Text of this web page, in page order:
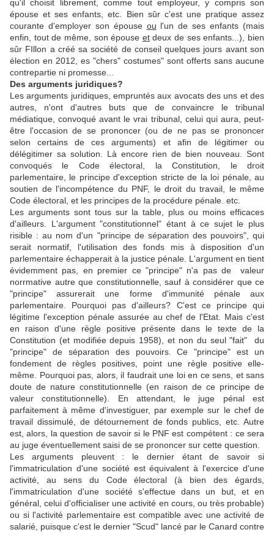
qu'il choisit librement, comme tout employeur, y compris son
épouse et ses enfants, etc. Bien sûr c'est une pratique assez
courante d'employer son épouse ou l'un de ses enfants (mais
enfin, tout de même, son épouse etdeux de ses enfants...), bien
sûr FIllon a créé sa société de conseil quelques jours avant son
élection en 2012, es "chers" costumes" sont offerts sans aucune
contrepartie ni promesse...
Des arguments juridiques?
Les arguments juridiques, empruntés aux avocats des uns et des
autres, n'ont d'autres buts que de convaincre le tribunal
médiatique, convoqué avant le vrai tribunal, celui qui aura, peut-
être l'occasion de se prononcer (ou de ne pas se prononcer
selon certains de ces arguments) et afin de légitimer ou
délégitimer sa solution. Là encore rien de bien nouveau. Sont
convoqués le Code électoral, la Constitution, le droit
parlementaire, le principe d'exception stricte de la loi pénale, au
soutien de l'incompétence du PNF, le droit du travail, le même
Code électoral, et les principes de la procédure pénale. etc.
Les arguments sont tous sur la table, plus ou moins efficaces
d'ailleurs. L'argument "constitutionnel" étant à ce sujet le plus
risible : au nom d'un "principe de séparation des pouvoirs", qui
serait normatif, l'utilisation des fonds mis à disposition d'un
parlementaire échapperait à la justice pénale. L'argument en tient
évidemment pas, en premier ce "principe" n'a pas de valeur
norrmative autre que constitutionnelle, sauf à considérer que ce
"principe" assurerait une forme d'immunité pénale aux
parlementaire. Pourquoi pas d'ailleurs? C'est ce principe qui
légitime l'exception pénale assurée au chef de l'Etat. Mais c'est
en raison d'une règle positive présente dans le texte de la
Constitution (et modifiée depuis 1958), et non du seul "fait" du
"principe" de séparation des pouvoirs. Ce "principe" est un
fondement de règles positives, point une règle positive elle-
même. Pourquoi pas, alors, il faudrait une loi en ce sens, et sans
doute de nature constitutionnelle (en raison de ce principe de
valeur constitutionnelle). En attendant, le juge pénal est
parfaitement à même d'investiguer, par exemple sur le chef de
travail dissimulé, de détournement de fonds publics, etc. Autre
est, alors, la question de savoir si le PNF est compétent : ce sera
au juge éventuellement saisi de se prononcer sur cette question.
Les arguments pleuvent : le dernier étant de savoir si
l'immatriculation d'une société est équivalent à l'exercice d'une
activité, au sens du Code électoral (à bien des égards,
l'immatriculation d'une société s'effectue dans un but, et en
général, celui d'officialiser une activité en cours, ou très probable)
ou si l'activité parlementaire est compatible avec une activité de
salarié, puisque c'est le dernier "Scud" lancé par le Canard contre